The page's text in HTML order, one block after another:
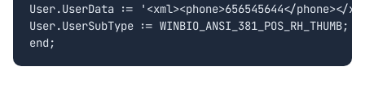
User.UserData := '<xml><phone>656545644</phone></
User.UserSubType := WINBIO_ANSI_381_POS_RH_THUMB;